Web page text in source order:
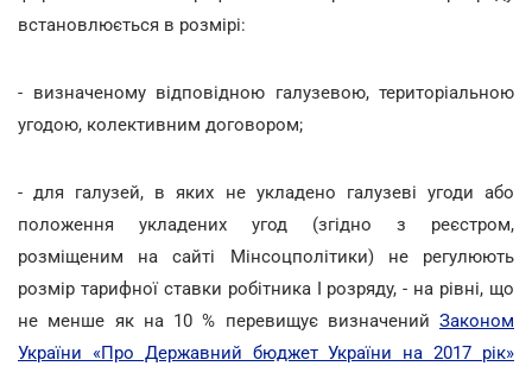
встановлюється в розмірі:
- визначеному відповідною галузевою, територіальною
угодою, колективним договором;
- для галузей, в яких не укладено галузеві угоди або
положення укладених угод (згідно з реєстром,
розміщеним на сайті Мінсоцполітики) не регулюють
розмір тарифної ставки робітника І розряду, - на рівні, що
не менше як на 10 % перевищує визначений Законом
України «Про Державний бюджет України на 2017 рік»